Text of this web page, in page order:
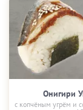
Онигири
с копчёным угрём и